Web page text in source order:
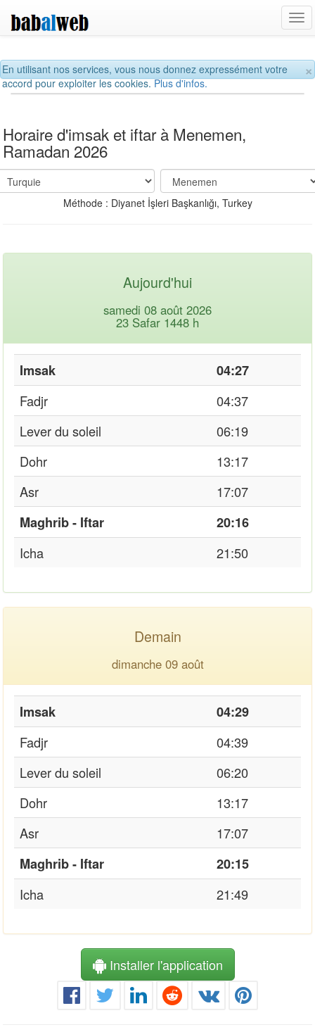
×
En utilisant nos services, vous nous donnez expressément votre
accord pour exploiter les cookies.Plus d'infos.
Horaire d'imsak et iftar à Menemen,
Ramadan 2026
Méthode : Diyanet İşleri Başkanlığı, Turkey
Aujourd'hui
samedi 08 août 2026
23 Safar 1448 h
Imsak
04:27
Fadjr
04:37
Lever du soleil
06:19
Dohr
13:17
Asr
17:07
Maghrib - Iftar
20:16
Icha
21:50
Demain
dimanche 09 août
Imsak
04:29
Fadjr
04:39
Lever du soleil
06:20
Dohr
13:17
Asr
17:07
Maghrib - Iftar
20:15
Icha
21:49
Installer l'application